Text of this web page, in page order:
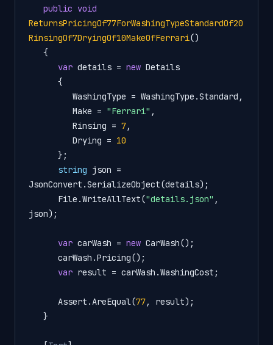
public void
ReturnsPricingOf77ForWashingTypeStandardOf20
RinsingOf7DryingOf10MakeOfFerrari()
var details = new Details
         Make =
"Ferrari" ,
         Rinsing =
7,
         Drying =
10
string json =
JsonConvert.SerializeObject(details);
      File.WriteAllText(
"details.json" ,
json);
var carWash = new CarWash();
var result = carWash.WashingCost;
      Assert.AreEqual(
77, result);